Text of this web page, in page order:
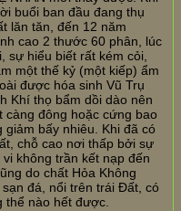
buổi ban đầu đang thụ
lăn tăn, đến 12 năm
cao 2 thước 60 phân, lúc
sự hiểu biết rất kém cỏi,
một thế kỷ (một kiếp) ẩm
được hóa sinh Vũ Trụ
Khí thọ bẩm dồi dào nên
đông hoặc cứng bao
giảm bấy nhiêu. Khi đã có
chỗ cao nơi thấp bởi sự
không trần kết nạp đến
do chất Hỏa Không
đá, nổi trên trái Đất, có
thể nào hết được.